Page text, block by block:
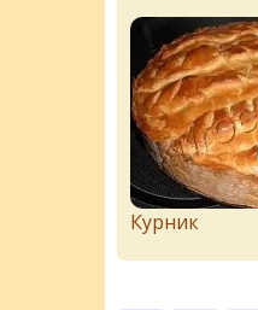
Курник